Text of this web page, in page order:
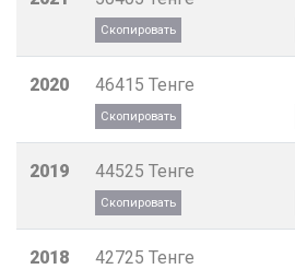
2020 46415 Тенге
2019 44525 Тенге
2018 42725 Тенге